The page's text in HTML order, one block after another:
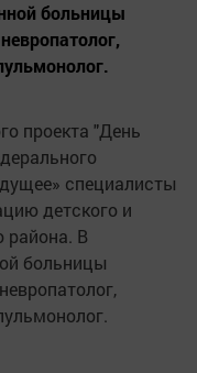
больницы
проекта "День
специалисты
детского и
района. В
больницы